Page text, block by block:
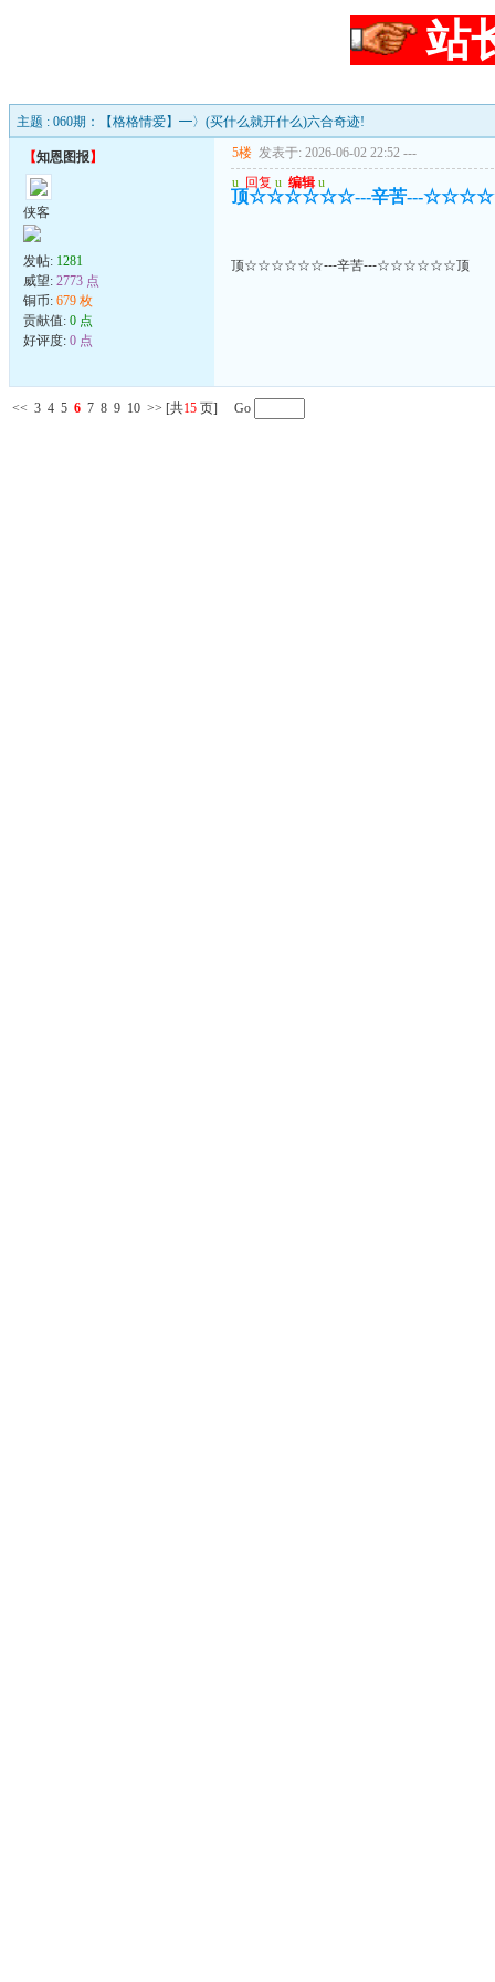
站
主题 : 060期：【格格情爱】━〉(买什么就开什么)六合奇迹!
【知恩图报】
侠客
发帖: 1281
威望: 2773 点
铜币: 679 枚
贡献值: 0 点
好评度: 0 点
5楼 发表于: 2026-06-02 22:52 ---
u 回复 u 编辑 u
顶☆☆☆☆☆☆---辛苦---
顶☆☆☆☆☆☆---辛苦---☆☆☆☆☆☆顶
<< 3 4 5 6 7 8 9 10 >> [共15 页] Go